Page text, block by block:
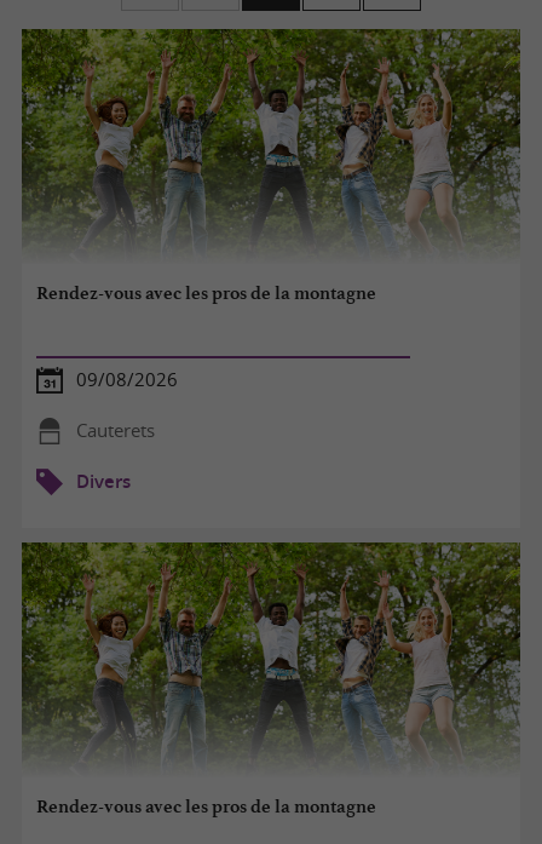
Rendez-vous avec les pros de la montagne
09/08/2026
Cauterets
Divers
Rendez-vous avec les pros de la montagne